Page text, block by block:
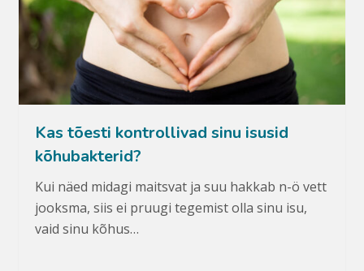
Kas tõesti kontrollivad sinu isusid
kõhubakterid?
Kui näed midagi maitsvat ja suu hakkab n-ö vett
jooksma, siis ei pruugi tegemist olla sinu isu,
vaid sinu kõhus…